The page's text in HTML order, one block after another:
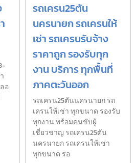
อ
รถเครน25ตัน
นครนายก รถเครนให้
เช่า รถเครนรับจ้าง
ราคาถูก รองรับทุก
งาน บริการ ทุกพื้นที่
ภาคตะวันออก
รถเครน25ตันนครนายก รถ
เครนให้เช่า ทุกขนาด รองรับ
ทุกงาน พร้อมคนขับผู้
เชี่ยวชาญ รถเครน25ตัน
นครนายก รถเครนให้เช่า
ทุกขนาด รอ